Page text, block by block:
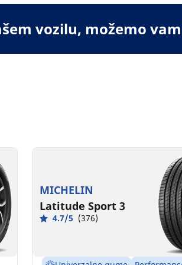
vozilu, možemo
MICHELIN
Latitude Sport 3
4.7/5 (376)